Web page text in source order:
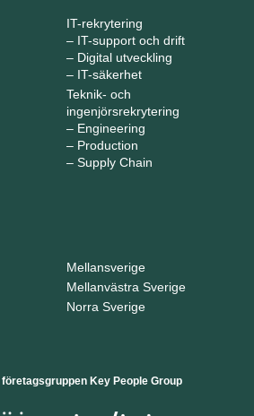
IT-rekrytering
– IT-support och drift
– Digital utveckling
– IT-säkerhet
Teknik- och
ingenjörsrekrytering
– Engineering
– Production
– Supply Chain
Mellansverige
Mellanvästra Sverige
Norra Sverige
företagsgruppen Key People Group